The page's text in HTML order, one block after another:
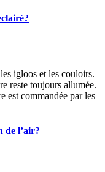
igloos et les couloirs.
reste toujours allumée.
est commandée par les
de l’air?